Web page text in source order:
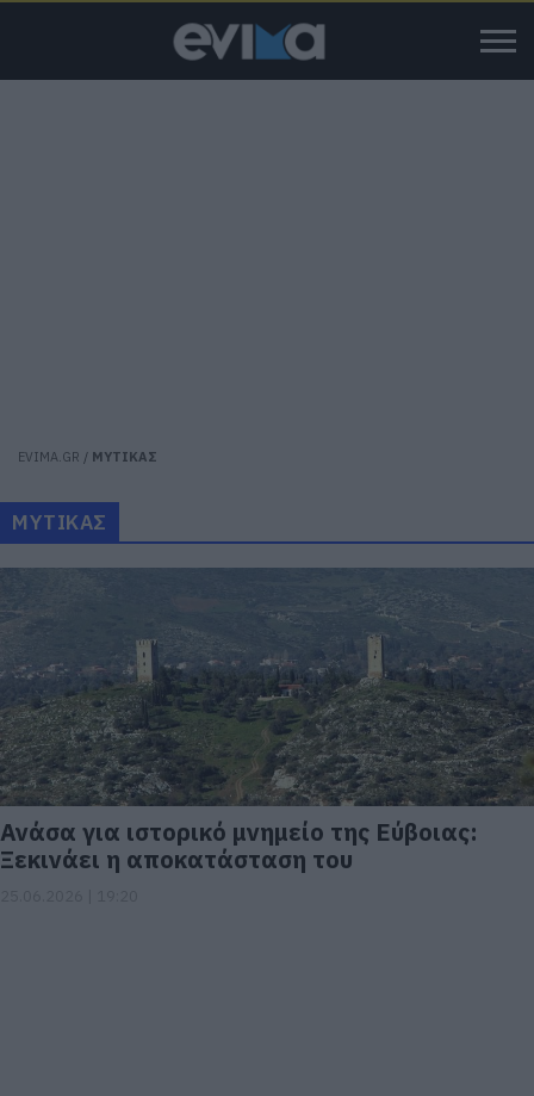
EVIMA.GR / ΜΥΤΙΚΑΣ
ΜΥΤΙΚΑΣ
Ανάσα για ιστορικό μνημείο της Εύβοιας:
Ξεκινάει η αποκατάσταση του